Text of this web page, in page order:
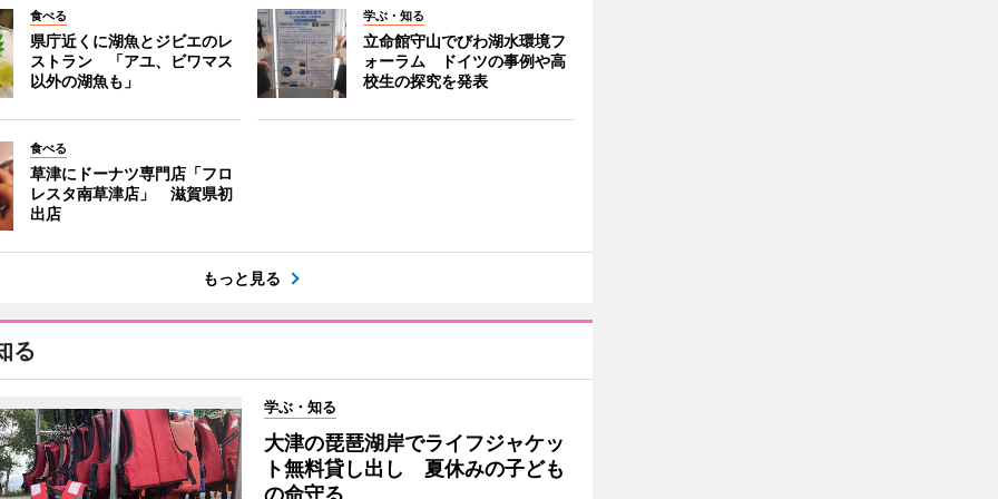
食べる
県庁近くに湖魚とジビエのレ
ストラン 「アユ、ビワマス
以外の湖魚も」
学ぶ・知る
立命館守山でびわ湖水環境フ
ォーラム ドイツの事例や高
校生の探究を発表
食べる
草津にドーナツ専門店「フロ
レスタ南草津店」 滋賀県初
出店
もっと見る
る
学ぶ・知る
大津の琵琶湖岸でライフジャケッ
ト無料貸し出し 夏休みの子ども
の命守る